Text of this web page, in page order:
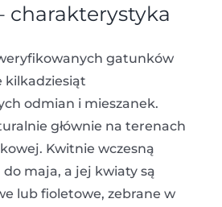
charakterystyka
gatunków
kilkadziesiąt
odmian i mieszanek.
głównie na terenach
Kwitnie wczesną
maja, a jej kwiaty są
lub fioletowe, zebrane w